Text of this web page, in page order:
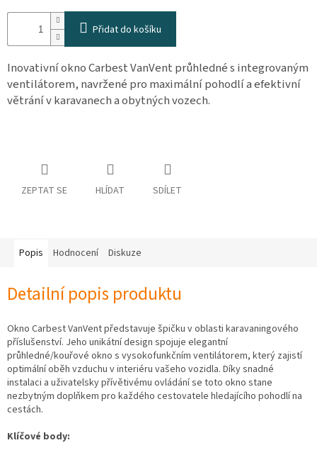
osobních
Obchodní
Vrácení
zboží
a
Karavánek
Moje
Přidat do košíku
Inovativní okno Carbest VanVent průhledné s integrovaným
ventilátorem, navržené pro maximální pohodlí a efektivní
větrání v karavanech a obytných vozech.
ZEPTAT SE HLÍDAT SDÍLET
Popis Hodnocení Diskuze
Detailní popis produktu
Okno Carbest VanVent představuje špičku v oblasti karavaningového
příslušenství. Jeho unikátní design spojuje elegantní
průhledné/kouřové okno s vysokofunkčním ventilátorem, který zajistí
optimální oběh vzduchu v interiéru vašeho vozidla. Díky snadné
instalaci a uživatelsky přívětivému ovládání se toto okno stane
nezbytným doplňkem pro každého cestovatele hledajícího pohodlí na
cestách.
Klíčové body: